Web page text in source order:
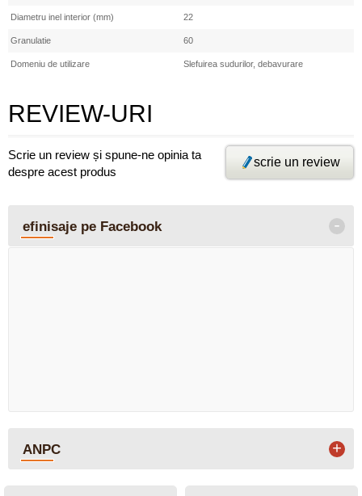
Diametru inel interior (mm) 22
Granulatie 60
Domeniu de utilizare Slefuirea sudurilor, debavurare
REVIEW-URI
Scrie un review și spune-ne opinia ta
despre acest produs
scrie un review
efinisaje pe Facebook -
ANPC +